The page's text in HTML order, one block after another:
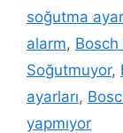
soğutma
alarm, Bosch
Soğutmuyor,
ayarları,
yapmıyor